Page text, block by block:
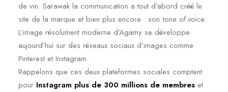
de vin. Sarawak la communication a tout d’abord créé le
site de la marque et bien plus encore : son tone of voice.
L’image résolument moderne d’Agamy se développe
aujourd’hui sur des réseaux sociaux d’images comme
Pinterest et Instagram.
Rappelons que ces deux plateformes sociales comptent
pour Instagram plus de 300 millions de membres et